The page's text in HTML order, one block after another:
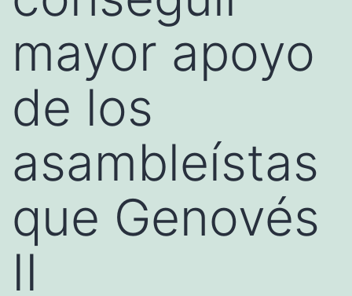
mayor apoyo
de los
asambleístas
que Genovés
II